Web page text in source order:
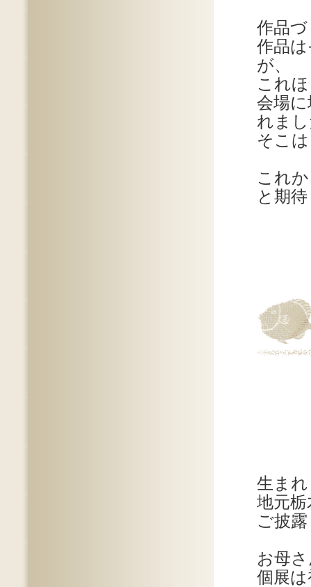
作品
作品
が、
これ
会場
れま
そこ
これ
と期
生ま
地元
ご披
お母
個展